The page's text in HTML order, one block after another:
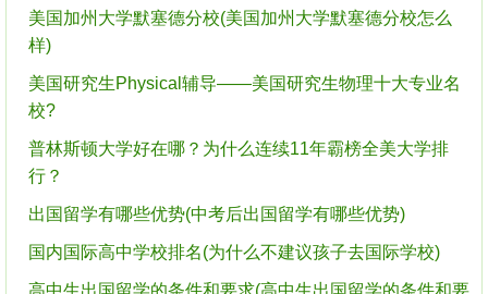
美国加州大学默塞德分校(美国加州大学默塞德分校怎么
样)
美国研究生Physical辅导——美国研究生物理十大专业名
校?
普林斯顿大学好在哪？为什么连续11年霸榜全美大学排
行？
出国留学有哪些优势(中考后出国留学有哪些优势)
国内国际高中学校排名(为什么不建议孩子去国际学校)